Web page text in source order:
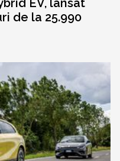
EV, lansat
de la 25.990